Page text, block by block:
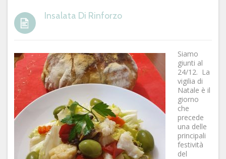
Insalata Di Rinforzo
Siamo
giunti al
24/12. La
vigilia di
Natale è il
giorno
che
precede
una delle
principali
festività
del